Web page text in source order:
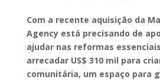
Com a recente aquisição da
Agency está precisando de
ajudar nas reformas
arrecadar US$ 310 mil para
comunitária, um espaço para